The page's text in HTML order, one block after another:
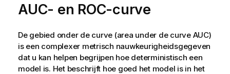
AUC- en ROC-curve
De gebied onder de curve (area under de curve AUC)
is een complexer metrisch nauwkeurigheidsgegeven
dat u kan helpen begrijpen hoe deterministisch een
model is. Het beschrijft hoe goed het model is in het